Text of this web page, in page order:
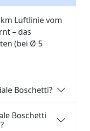
Luftlinie vom
– das
(bei Ø 5
Boschetti?
Boschetti